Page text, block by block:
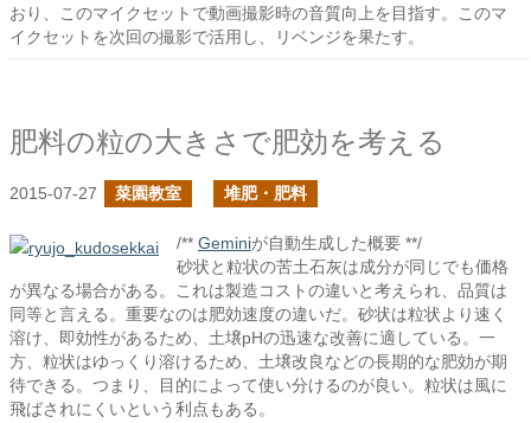
おり、このマイクセットで動画撮影時の音質向上を目指す。このマ
イクセットを次回の撮影で活用し、リベンジを果たす。
肥料の粒の大きさで肥効を考える
2015-07-27 菜園教室 堆肥・肥料
/** Geminiが自動生成した概要 **/
砂状と粒状の苦土石灰は成分が同じでも価格
が異なる場合がある。これは製造コストの違いと考えられ、品質は
同等と言える。重要なのは肥効速度の違いだ。砂状は粒状より速く
溶け、即効性があるため、土壌pHの迅速な改善に適している。一
方、粒状はゆっくり溶けるため、土壌改良などの長期的な肥効が期
待できる。つまり、目的によって使い分けるのが良い。粒状は風に
飛ばされにくいという利点もある。